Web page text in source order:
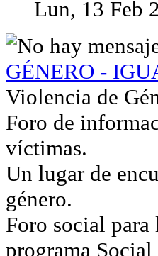
Lun, 13 Feb
GÉNERO -
Violencia de
Foro de
víctimas.
Un lugar de
género.
Foro social
programa